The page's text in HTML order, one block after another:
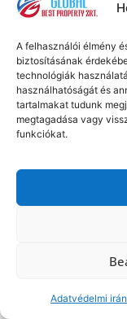
A felhasználói élmény
biztosításának
technológiák
használhatóságát és
tartalmakat tudunk
megtagadása vagy
funkciókat.
Adatvédelmi
Bérleti díj: